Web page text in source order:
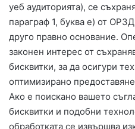
уеб аудиторията), се
параграф 1, буква е) от
друго правно основание.
законен интерес от
бисквитки, за да осигури
оптимизирано
Ако е поискано вашето
бисквитки и подобни
обработката се извършва